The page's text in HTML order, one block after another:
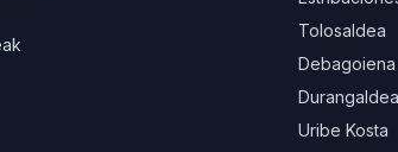
Tolosaldea
Debagoiena
Durangaldea
Uribe Kosta